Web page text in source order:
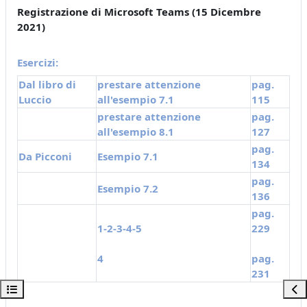
Apri indice del corso
Registrazione di Microsoft Teams (15 Dicembre
2021)
Esercizi:
Dal libro di
Luccio
prestare attenzione
all'esempio 7.1
pag.
115
prestare attenzione
all'esempio 8.1
pag.
127
Da Picconi Esempio 7.1
pag.
134
Esempio 7.2
pag.
136
1-2-3-4-5
4
pag.
229
pag.
231